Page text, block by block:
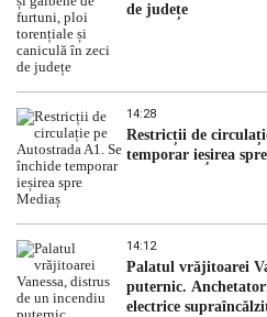
de județe
14:28
Restricții de
temporar ieșirea
14:12
Palatul vrăjitoarei
puternic.
electrice